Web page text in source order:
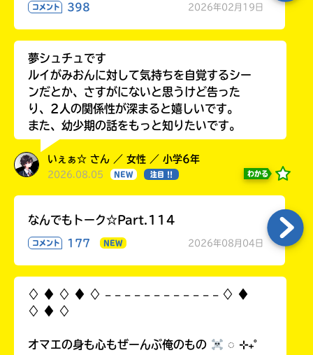
コメント 398 2026年02月19日
夢シュチュです
ルイがみおんに対して気持ちを自覚するシー
ンだとか、さすがにないと思うけど告った
り、2人の関係性が深まると嬉しいです。
また、幼少期の話をもっと知りたいです。
いぇぁ☆ さん ／ 女性 ／ 小学6年
2026.08.05 NEW 注目 !! わかる
なんでもトーク☆Part.114
コメント 177 NEW 2026年08月04日
♢ ♦︎ ♢ ♦︎ ♢ 𓐄 𓐄 𓐄 𓐄 𓐄 𓐄 𓐄 𓐄 𓐄 𓐄 𓐄 𓐄 ♢ ♦︎
♢ ♦︎ ♢
オマエの身も心もぜーんぶ俺のもの
◌ ⊹₊˚